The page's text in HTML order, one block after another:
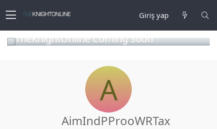
Giriş yap
TheKnightOnline Coming Soon
A
AimIndPProoWRTax